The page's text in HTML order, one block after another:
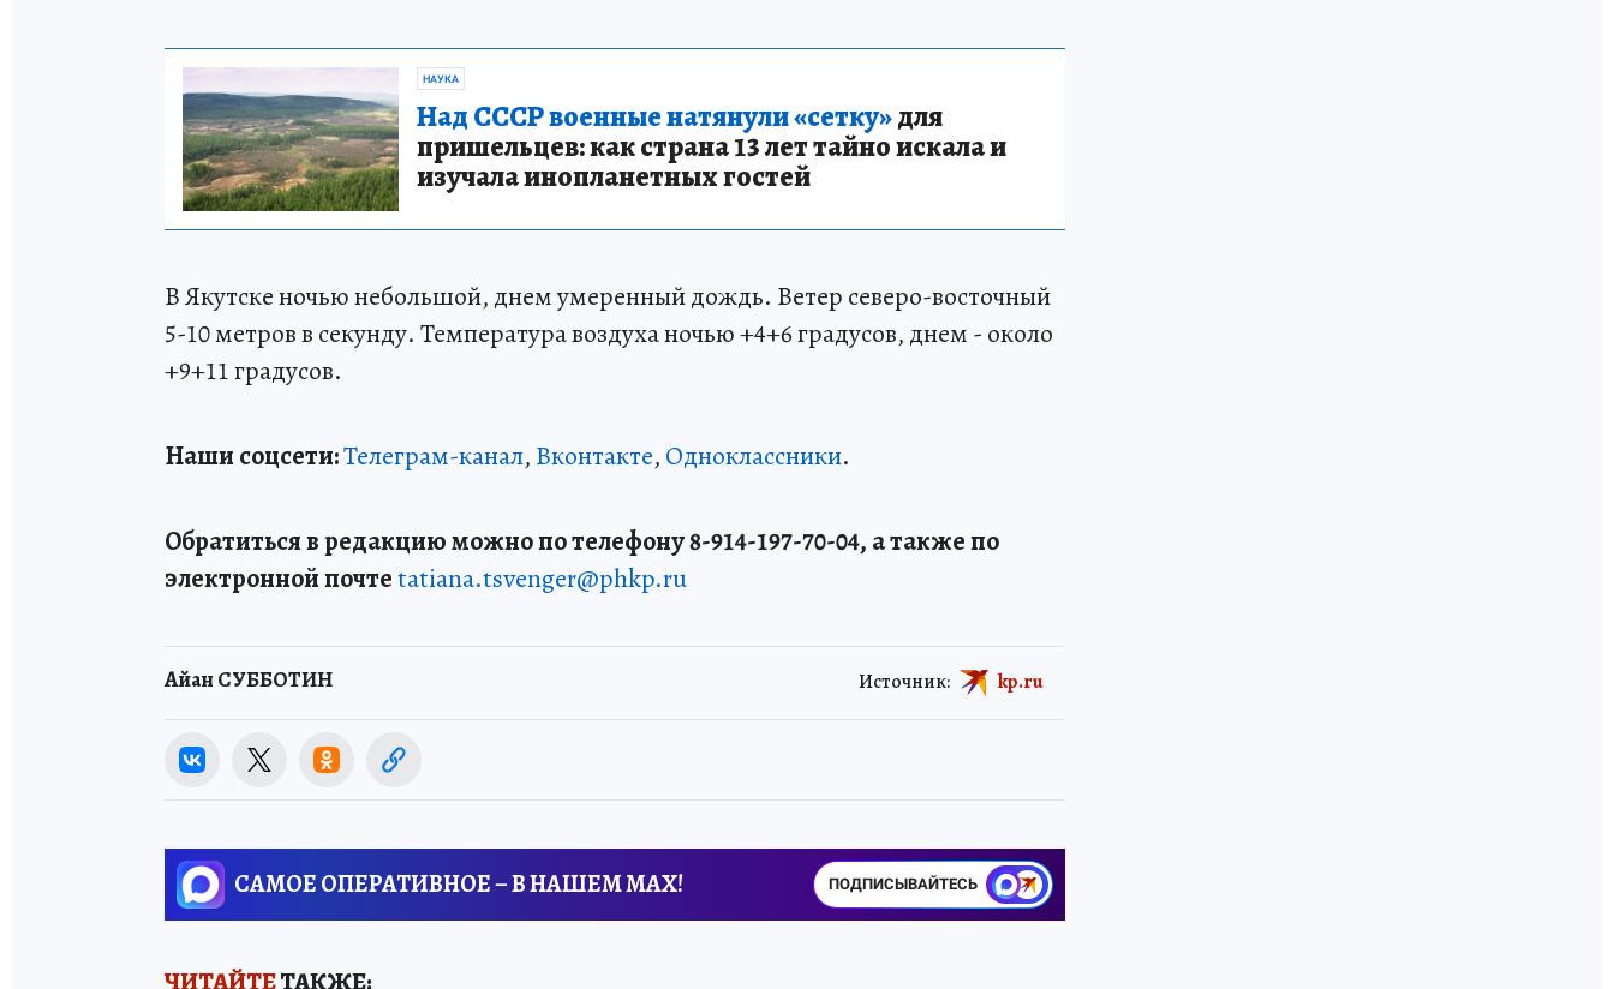
НАУКА
Над СССР военные натянули «сетку»для
пришельцев: как страна 13 лет тайно искала и
изучала инопланетных гостей
В Якутске ночью небольшой, днем умеренный дождь. Ветер северо-восточный
5-10 метров в секунду. Температура воздуха ночью +4+6 градусов, днем - около
+9+11 градусов.
Наши соцсети:Телеграм-канал, Вконтакте, Одноклассники.
Обратиться в редакцию можно по телефону 8-914-197-70-04, а также по
электронной почтеtatiana.tsvenger@phkp.ru
Айан СУББОТИН Источник: kp.ru
САМОЕ ОПЕРАТИВНОЕ – В НАШЕМ MAX! ПОДПИСЫВАЙТЕСЬ
ЧИТАЙТЕТАКЖЕ: